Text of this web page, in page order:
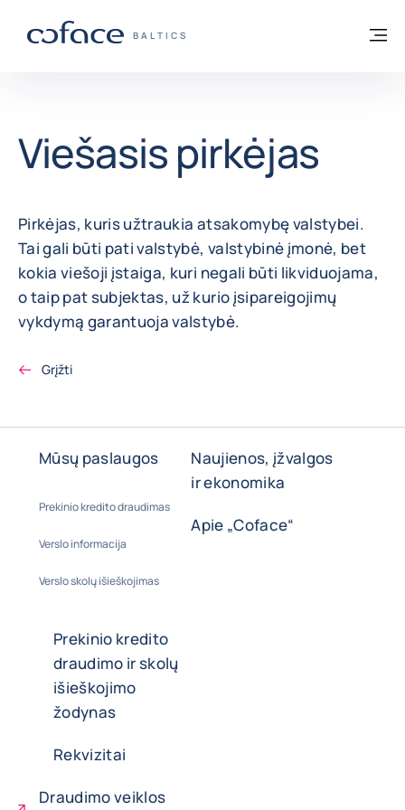
„COFACE“ FOR TRADE - GRUPĖS
BALTICS
Grįžti į pradžią
Viešasis pirkėjas
Pirkėjas, kuris užtraukia atsakomybę valstybei.
Tai gali būti pati valstybė, valstybinė įmonė, bet
kokia viešoji įstaiga, kuri negali būti likviduojama,
o taip pat subjektas, už kurio įsipareigojimų
vykdymą garantuoja valstybė.
Grįžti
Mūsų paslaugos
Prekinio kredito draudimas
Verslo informacija
Verslo skolų išieškojimas
Naujienos, įžvalgos
ir ekonomika
Apie „Coface“
Prekinio kredito
draudimo ir skolų
išieškojimo
žodynas
Rekvizitai
Draudimo veiklos